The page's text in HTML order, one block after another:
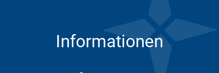
Von 08:00 bis 12:00 Uhr
Informationen